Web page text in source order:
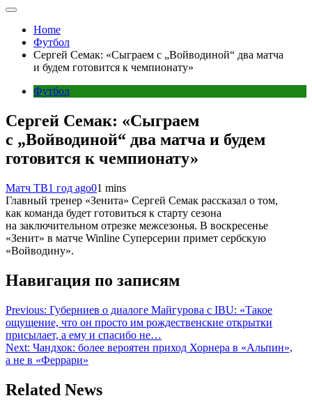
Home
Футбол
Сергей Семак: «Сыграем с „Войводиной“ два матча
и будем готовится к чемпионату»
Футбол
Сергей Семак: «Сыграем
с „Войводиной“ два матча и будем
готовится к чемпионату»
Матч ТВ1 год ago01 mins
Главный тренер «Зенита» Сергей Семак рассказал о том,
как команда будет готовиться к старту сезона
на заключительном отрезке межсезонья. В воскресенье
«Зенит» в матче Winline Суперсерии примет сербскую
«Войводину».
Навигация по записям
Previous: Губерниев о диалоге Майгурова с IBU: «Такое
ощущение, что он просто им рождественские открытки
присылает, а ему и спасибо не…
Next: Чандхок: более вероятен приход Хорнера в «Альпин»,
а не в «Феррари»
Related News